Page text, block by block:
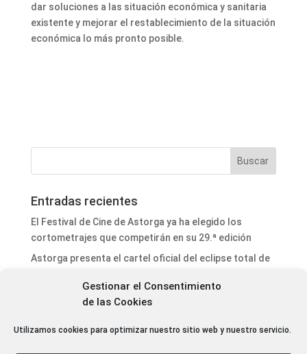
Gestionar el Consentimiento
de las Cookies
Utilizamos cookies para optimizar nuestro sitio web y nuestro servicio.
dar soluciones a las situación económica y sanitaria
existente y mejorar el restablecimiento de la situación
económica lo más pronto posible.
Entradas recientes
El Festival de Cine de Astorga ya ha elegido los
cortometrajes que competirán en su 29.ª edición
Astorga presenta el cartel oficial del eclipse total de
Astorga da un nuevo paso con la adjudicación de la